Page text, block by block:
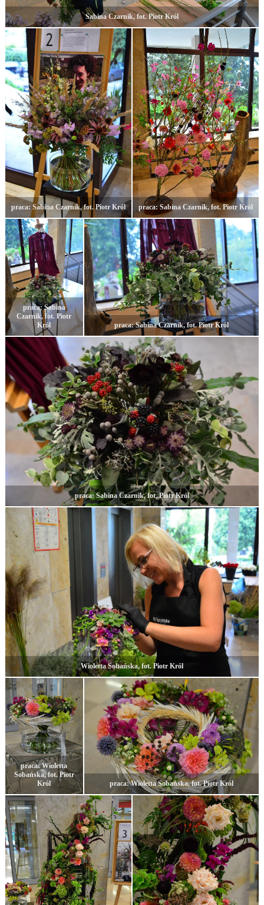
Sabina Czarnik, fot. Piotr Król
praca: Sabina Czarnik, fot. Piotr Król praca: Sabina Czarnik, fot. Piotr Król
praca: Sabina
Czarnik, fot. Piotr
Król
praca: Sabina Czarnik, fot. Piotr Król
praca: Sabina Czarnik, fot. Piotr Król
Wioletta Sobańska, fot. Piotr Król
praca: Wioletta
Sobańska, fot. Piotr
Król
praca: Wioletta Sobańska, fot. Piotr Król